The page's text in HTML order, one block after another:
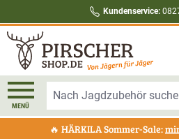
Kundenservice:
MENÜ
🔥 HÄRKILA Sommer-Sale: